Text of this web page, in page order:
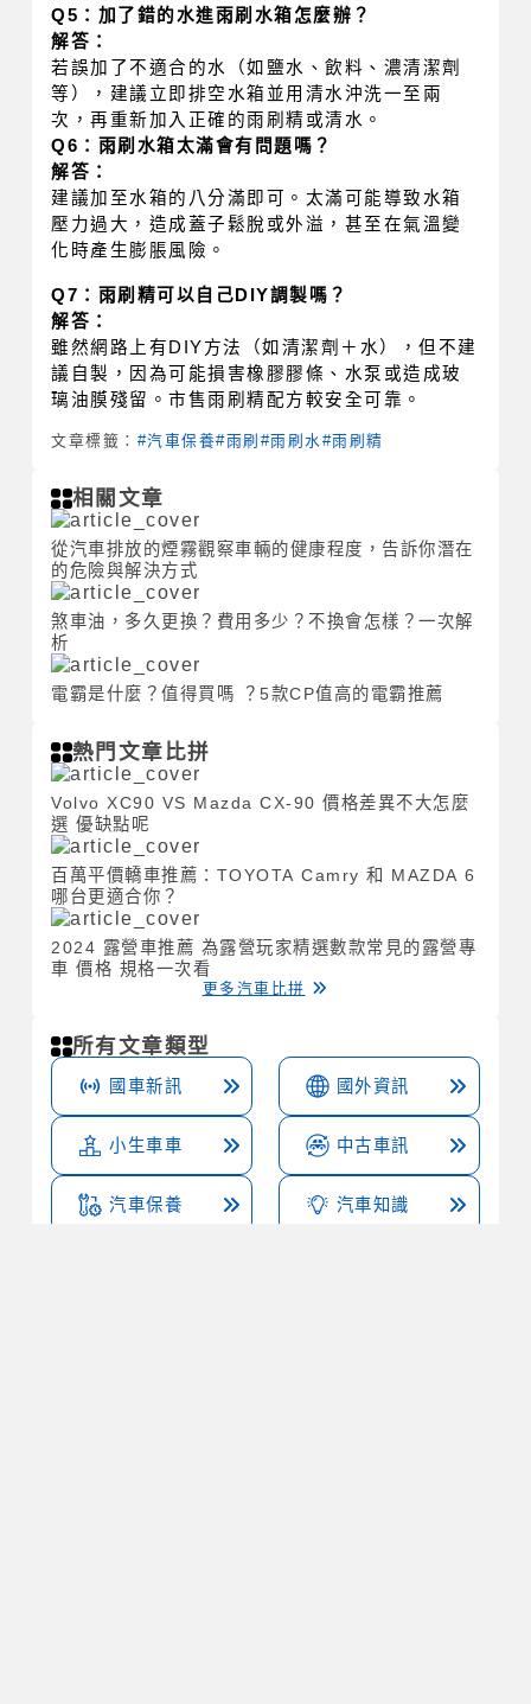
Q5：加了錯的水進雨刷水箱怎麼辦？
解答：
若誤加了不適合的水（如鹽水、飲料、濃清潔劑
等），建議立即排空水箱並用清水沖洗一至兩
次，再重新加入正確的雨刷精或清水。
Q6：雨刷水箱太滿會有問題嗎？
解答：
建議加至水箱的八分滿即可。太滿可能導致水箱
壓力過大，造成蓋子鬆脫或外溢，甚至在氣溫變
化時產生膨脹風險。
Q7：雨刷精可以自己DIY調製嗎？
解答：
雖然網路上有DIY方法（如清潔劑＋水），但不建
議自製，因為可能損害橡膠膠條、水泵或造成玻
璃油膜殘留。市售雨刷精配方較安全可靠。
文章標籤： #汽車保養#雨刷 #雨刷水 #雨刷精
相關文章
從汽車排放的煙霧觀察車輛的健康程度，告訴你潛在
的危險與解決方式
煞車油，多久更換？費用多少？不換會怎樣？一次解
析
電霸是什麼？值得買嗎 ？5款CP值高的電霸推薦
熱門文章比拼
Volvo XC90 VS Mazda CX-90 價格差異不大怎麼
選 優缺點呢
百萬平價轎車推薦：TOYOTA Camry 和 MAZDA 6
哪台更適合你？
2024 露營車推薦 為露營玩家精選數款常見的露營專
車 價格 規格一次看
更多汽車比拼
所有文章類型
國車新訊 國外資訊
小生車車 中古車訊
汽車保養 汽車知識